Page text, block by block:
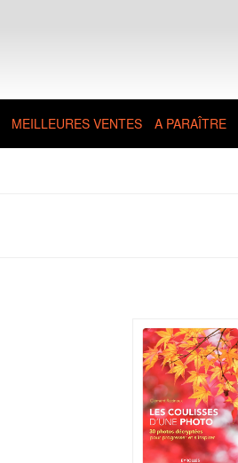
MEILLEURES VENTES A PARAÎTRE